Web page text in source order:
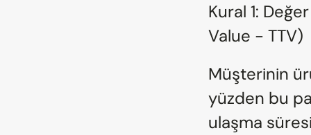
Kural 1:
Value - TTV)
Müşterinin
yüzden bu
ulaşma